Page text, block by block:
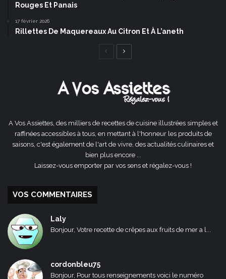
Rouges Et Panais
17 février 2026
Rillettes De Maquereaux Au Citron Et À L’aneth
Page
A Vos Assiettes, des milliers de recettes de cuisine illustrées simples et
raffinées accessibles à tous, en mettant à l'honneur les produits de
saisons, c'est également de l'art de vivre, des actualités culinaires et
bien plus encore ...
Laissez-vous emporter par vos sens et régalez-vous !
VOS COMMENTAIRES
Laly
Bonjour, Votre recette de crêpes aux fruits de mer a l...
cordonbleu75
Bonjour, Pour tous renseignements voici le numéro